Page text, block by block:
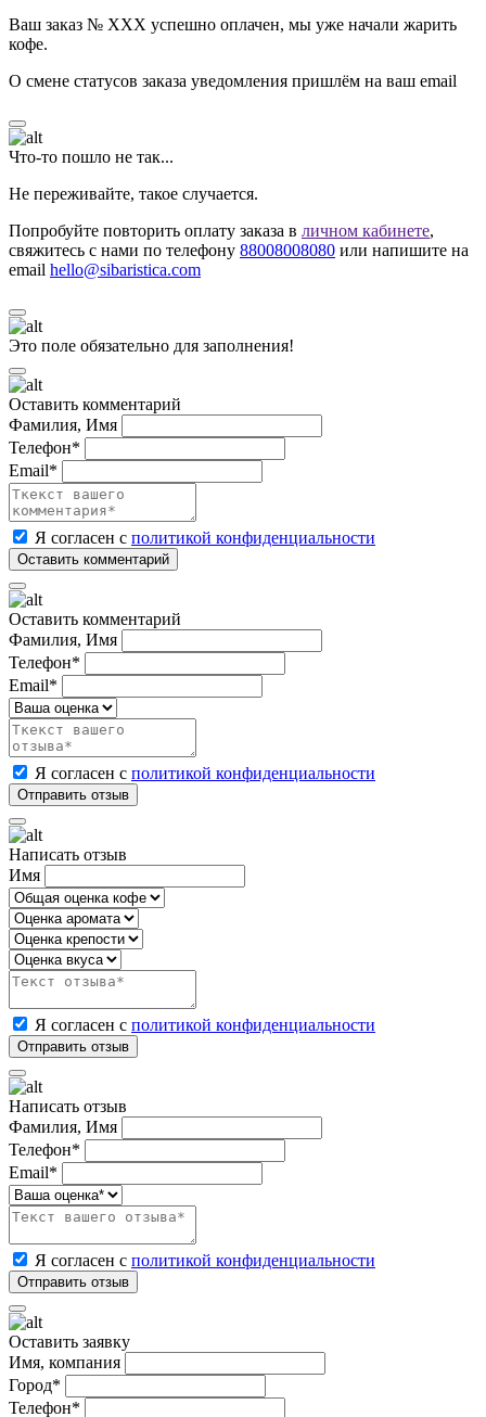
Ваш заказ № ХХХ успешно оплачен, мы уже начали жарить
кофе.
О смене статусов заказа уведомления пришлём на ваш email
Что-то пошло не так...
Не переживайте, такое случается.
Попробуйте повторить оплату заказа в личном кабинете,
свяжитесь с нами по телефону 88008008080 или напишите на
email hello@sibaristica.com
Это поле обязательно для заполнения!
Оставить комментарий
Фамилия, Имя
Телефон*
Email*
Я согласен с политикой конфиденциальности
Оставить комментарий
Фамилия, Имя
Телефон*
Email*
Я согласен с политикой конфиденциальности
Написать отзыв
Имя
Я согласен с политикой конфиденциальности
Написать отзыв
Фамилия, Имя
Телефон*
Email*
Я согласен с политикой конфиденциальности
Оставить заявку
Имя, компания
Город*
Телефон*